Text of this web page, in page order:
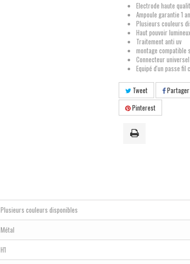
Electrode haute
Ampoule garantie 1 an
Plusieurs couleurs
Haut pouvoir
Traitement anti uv
montage compatible
Connecteur
Equipé d'un passe fil
Tweet Partager
Pinterest
Plusieurs couleurs disponibles
Métal
H1